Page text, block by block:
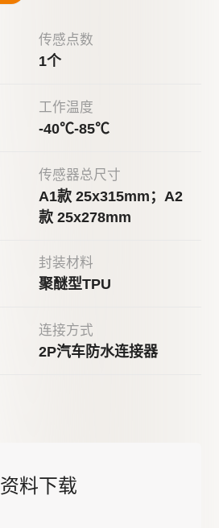
传感点数
1个
工作温度
-40℃-85℃
传感器总尺寸
A1款 25x315mm；A2
款 25x278mm
封装材料
聚醚型TPU
连接方式
2P汽车防水连接器
资料下载